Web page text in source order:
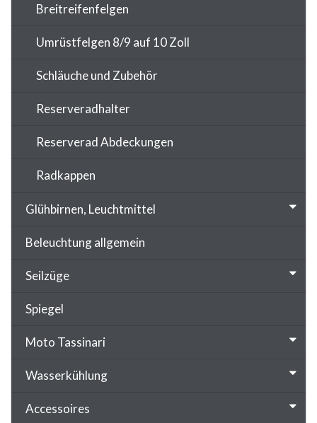
Breitreifenfelgen
Umrüstfelgen 8/9 auf 10 Zoll
Schläuche und Zubehör
Reserveradhalter
Reserverad Abdeckungen
Radkappen
Glühbirnen, Leuchtmittel
Beleuchtung allgemein
Seilzüge
Spiegel
Moto Tassinari
Wasserkühlung
Accessoires